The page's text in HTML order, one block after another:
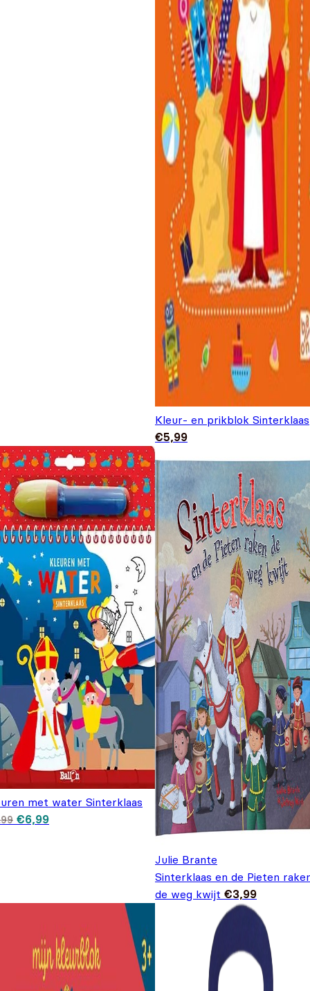
Kleur- en prikblok Sinterklaas
€5,99
met water Sinterklaas
Oorspronkelijke prijs was: €9,99.
€6,99Huidige prijs is: €6,99.
Julie Brante
Sinterklaas en de Pieten
de weg kwijt €3,99